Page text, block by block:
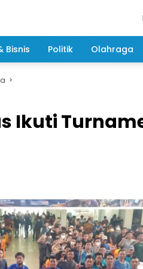
Bisnis Politik Olahraga
Ikuti